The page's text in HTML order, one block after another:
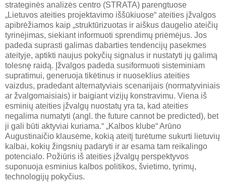
strateginės analizės centro (STRATA) parengtuose
„Lietuvos ateities projektavimo iššūkiuose“ ateities įžvalgos
apibrėžiamos kaip „struktūrizuotas ir aiškus daugelio ateičių
tyrinėjimas, siekiant informuoti sprendimų priėmėjus. Jos
padeda suprasti galimas dabarties tendencijų pasekmes
ateityje, aptikti naujus pokyčių signalus ir nustatyti jų galimą
tolesnę raidą. Įžvalgos padeda susiformuoti sisteminiam
supratimui, generuoja tikėtinus ir nuoseklius ateities
vaizdus, pradedant alternatyviais scenarijais (normatyviniais
ar žvalgomaisiais) ir baigiant vizijų konstravimu. Viena iš
esminių ateities įžvalgų nuostatų yra ta, kad ateities
negalima numatyti (angl. the future cannot be predicted), bet
ji gali būti aktyviai kuriama.“ „Kalbos klube“ Arūno
Augustinaičio klausėme, kokią ateitį turėtume sukurti lietuvių
kalbai, kokių žingsnių padaryti ir ar esama tam reikalingo
potencialo. Požiūris iš ateities įžvalgų perspektyvos
suponuoja esminius kalbos politikos, švietimo, tyrimų,
technologijų pokyčius.